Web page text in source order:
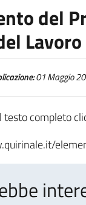
del
Lavoro
01 Maggio
testo completo